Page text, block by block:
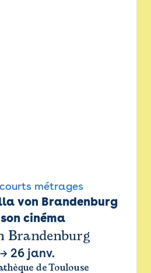
métrages
von Brandenburg
cinéma
Brandenburg
→ 26 janv.
de Toulouse